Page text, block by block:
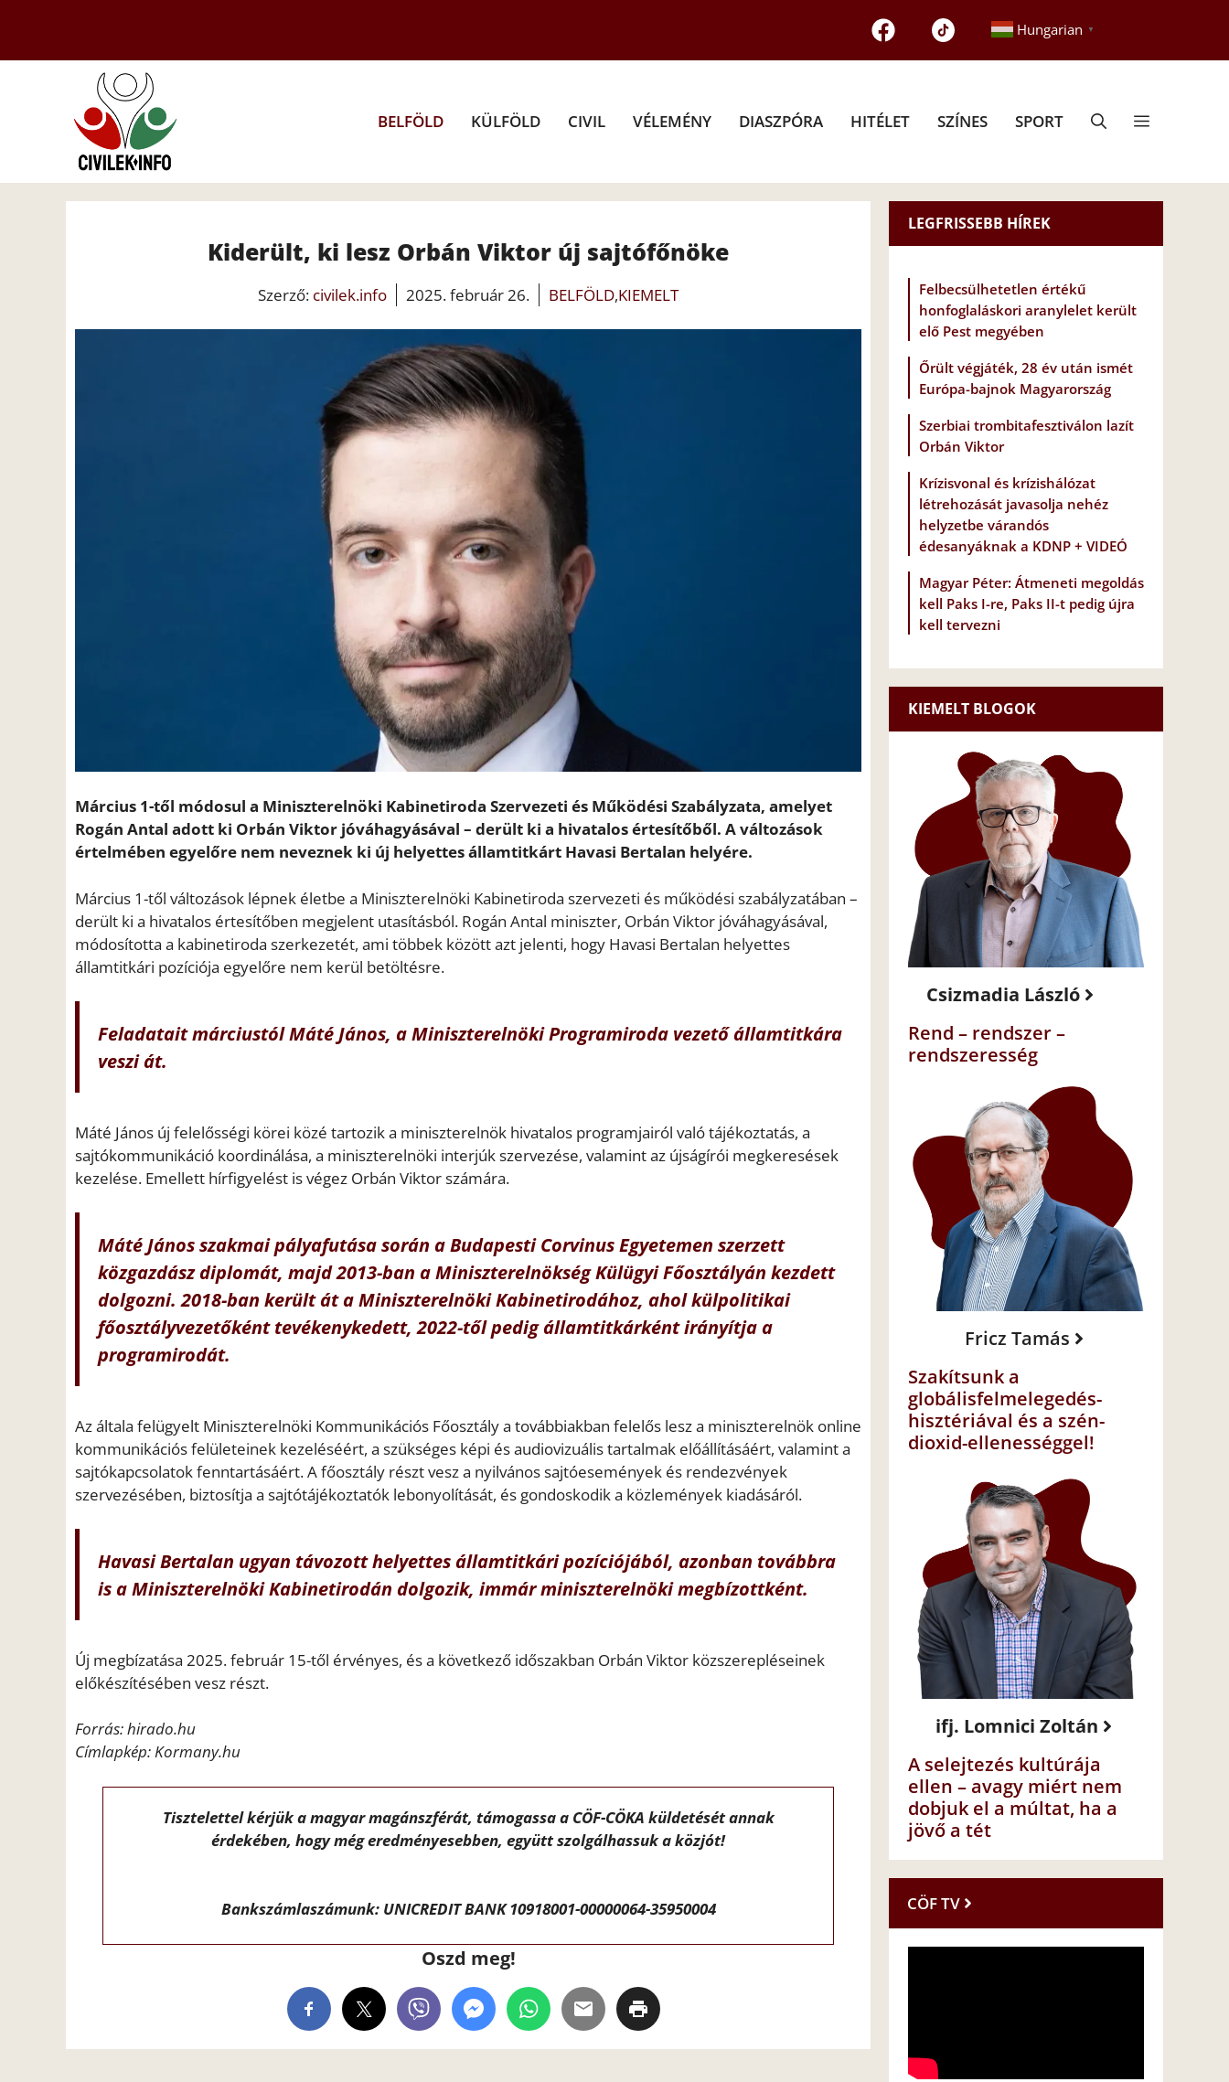
tartalomba
Hungarian ▼
BELFÖLD KÜLFÖLD CIVIL VÉLEMÉNY DIASZPÓRA HITÉLET SZÍNES SPORT
Kiderült, ki lesz Orbán Viktor új sajtófőnöke
Szerző: civilek.info 2025. február 26. BELFÖLD,KIEMELT
Március 1-től módosul a Miniszterelnöki Kabinetiroda Szervezeti és Működési Szabályzata, amelyet
Rogán Antal adott ki Orbán Viktor jóváhagyásával – derült ki a hivatalos értesítőből. A változások
értelmében egyelőre nem neveznek ki új helyettes államtitkárt Havasi Bertalan helyére.
Március 1-től változások lépnek életbe a Miniszterelnöki Kabinetiroda szervezeti és működési szabályzatában –
derült ki a hivatalos értesítőben megjelent utasításból. Rogán Antal miniszter, Orbán Viktor jóváhagyásával,
módosította a kabinetiroda szerkezetét, ami többek között azt jelenti, hogy Havasi Bertalan helyettes
államtitkári pozíciója egyelőre nem kerül betöltésre.
Feladatait márciustól Máté János, a Miniszterelnöki Programiroda vezető államtitkára
veszi át.
Máté János új felelősségi körei közé tartozik a miniszterelnök hivatalos programjairól való tájékoztatás, a
sajtókommunikáció koordinálása, a miniszterelnöki interjúk szervezése, valamint az újságírói megkeresések
kezelése. Emellett hírfigyelést is végez Orbán Viktor számára.
Máté János szakmai pályafutása során a Budapesti Corvinus Egyetemen szerzett
közgazdász diplomát, majd 2013-ban a Miniszterelnökség Külügyi Főosztályán kezdett
dolgozni. 2018-ban került át a Miniszterelnöki Kabinetirodához, ahol külpolitikai
főosztályvezetőként tevékenykedett, 2022-től pedig államtitkárként irányítja a
programirodát.
Az általa felügyelt Miniszterelnöki Kommunikációs Főosztály a továbbiakban felelős lesz a miniszterelnök online
kommunikációs felületeinek kezeléséért, a szükséges képi és audiovizuális tartalmak előállításáért, valamint a
sajtókapcsolatok fenntartásáért. A főosztály részt vesz a nyilvános sajtóesemények és rendezvények
szervezésében, biztosítja a sajtótájékoztatók lebonyolítását, és gondoskodik a közlemények kiadásáról.
Havasi Bertalan ugyan távozott helyettes államtitkári pozíciójából, azonban továbbra
is a Miniszterelnöki Kabinetirodán dolgozik, immár miniszterelnöki megbízottként.
Új megbízatása 2025. február 15-től érvényes, és a következő időszakban Orbán Viktor közszerepléseinek
előkészítésében vesz részt.
Forrás: hirado.hu
Címlapkép: Kormany.hu
Tisztelettel kérjük a magyar magánszférát, támogassa a CÖF-CÖKA küldetését annak
érdekében, hogy még eredményesebben, együtt szolgálhassuk a közjót!
Bankszámlaszámunk: UNICREDIT BANK 10918001-00000064-35950004
Oszd meg!
LEGFRISSEBB HÍREK
Felbecsülhetetlen értékű
honfoglaláskori aranylelet került
elő Pest megyében
Őrült végjáték, 28 év után ismét
Európa-bajnok Magyarország
Szerbiai trombitafesztiválon lazít
Orbán Viktor
Krízisvonal és krízishálózat
létrehozását javasolja nehéz
helyzetbe várandós
édesanyáknak a KDNP + VIDEÓ
Magyar Péter: Átmeneti megoldás
kell Paks I-re, Paks II-t pedig újra
kell tervezni
KIEMELT BLOGOK
Csizmadia László
Rend – rendszer –
rendszeresség
Fricz Tamás
Szakítsunk a
globálisfelmelegedés-
hisztériával és a szén-
dioxid-ellenességgel!
ifj. Lomnici Zoltán
A selejtezés kultúrája
ellen – avagy miért nem
dobjuk el a múltat, ha a
jövő a tét
CÖF TV